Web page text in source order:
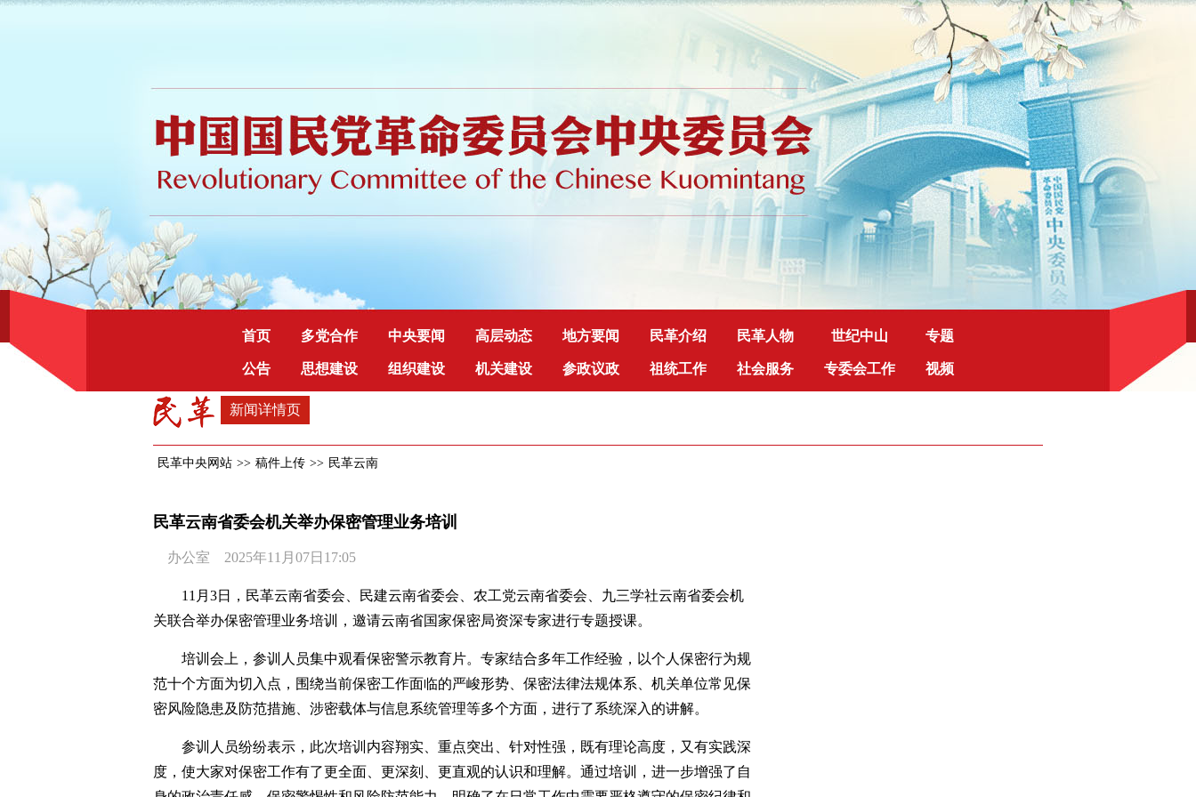
首页 多党合作 中央要闻 高层动态 地方要闻 民革介绍 民革人物 世纪中山 专题
公告 思想建设 组织建设 机关建设 参政议政 祖统工作 社会服务 专委会工作 视频
新闻详情页
民革中央网站 >> 稿件上传 >> 民革云南
民革云南省委会机关举办保密管理业务培训
办公室 2025年11月07日17:05
11月3日，民革云南省委会、民建云南省委会、农工党云南省委会、九三学社云南省委会机
关联合举办保密管理业务培训，邀请云南省国家保密局资深专家进行专题授课。
培训会上，参训人员集中观看保密警示教育片。专家结合多年工作经验，以个人保密行为规
范十个方面为切入点，围绕当前保密工作面临的严峻形势、保密法律法规体系、机关单位常见保
密风险隐患及防范措施、涉密载体与信息系统管理等多个方面，进行了系统深入的讲解。
参训人员纷纷表示，此次培训内容翔实、重点突出、针对性强，既有理论高度，又有实践深
度，使大家对保密工作有了更全面、更深刻、更直观的认识和理解。通过培训，进一步增强了自